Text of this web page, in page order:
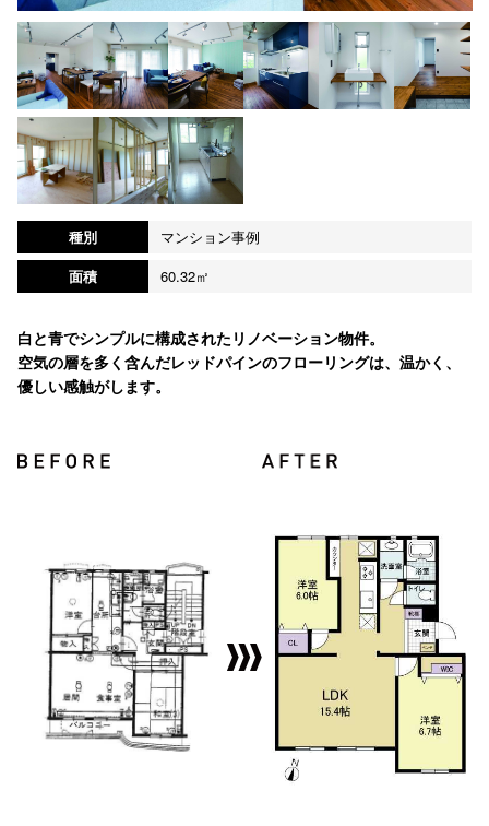
種別
マンション事例
面積
60.32㎡
白と青でシンプルに構成されたリノベーション物件。
空気の層を多く含んだレッドパインのフローリングは、温かく、
優しい感触がします。